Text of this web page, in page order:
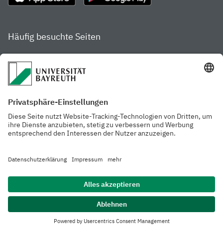
Häufig besuchte Seiten
Studienportal
Gamechanger Campus
Aktuelle
Pressemitteilungen
Arbeiten an der
Universität
Cafeterien
Studiengangsfinder
Services & Beratung für
Ansprechpersonen der
Uni Bayreuth
Datenschutzerklärung Barrierefreiheitserklärung
Hausordnung Impressum Kontakt